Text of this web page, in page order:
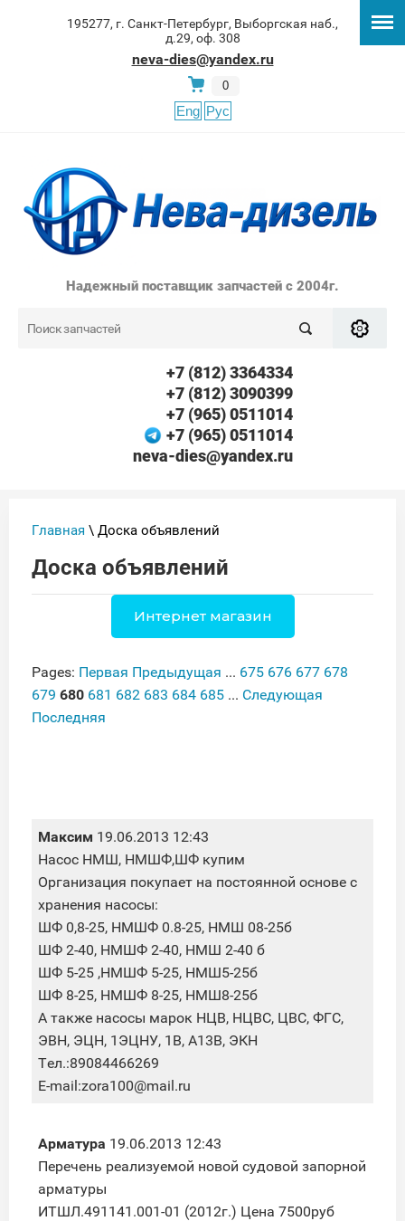
195277, г. Санкт-Петербург, Выборгская наб.,
д.29, оф. 308
neva-dies@yandex.ru
0
Eng Рус
Надежный поставщик запчастей с 2004г.
+7 (812) 3364334
+7 (812) 3090399
+7 (965) 0511014
+7 (965) 0511014
neva-dies@yandex.ru
Главная \ Доска объявлений
Доска объявлений
Интернет магазин
Pages: Первая Предыдущая ... 675 676 677 678
679 680 681 682 683 684 685 ... Следующая
Последняя
Максим 19.06.2013 12:43
Насос НМШ, НМШФ,ШФ купим
Организация покупает на постоянной основе с
хранения насосы:
ШФ 0,8-25, НМШФ 0.8-25, НМШ 08-25б
ШФ 2-40, НМШФ 2-40, НМШ 2-40 б
ШФ 5-25 ,НМШФ 5-25, НМШ5-25б
ШФ 8-25, НМШФ 8-25, НМШ8-25б
А также насосы марок НЦВ, НЦВС, ЦВС, ФГС,
ЭВН, ЭЦН, 1ЭЦНУ, 1В, А13В, ЭКН
Тел.:89084466269
E-mail:zora100@mail.ru
Арматура 19.06.2013 12:43
Перечень реализуемой новой судовой запорной
арматуры
ИТШЛ.491141.001-01 (2012г.) Цена 7500руб